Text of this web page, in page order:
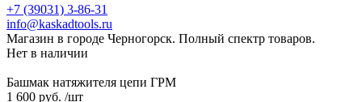
+7 (39031) 3-86-31
info@kaskadtools.ru
Магазин в городе Черногорск. Полный спектр товаров.
Нет в наличии
Башмак натяжителя цепи ГРМ
1 600 руб. /шт